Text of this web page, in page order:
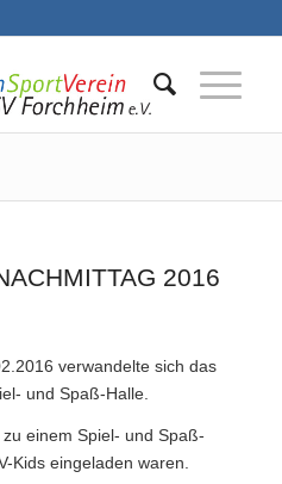
2016
verwandelte sich das
und Spaß-Halle.
einem Spiel- und Spaß-
Kids eingeladen waren.